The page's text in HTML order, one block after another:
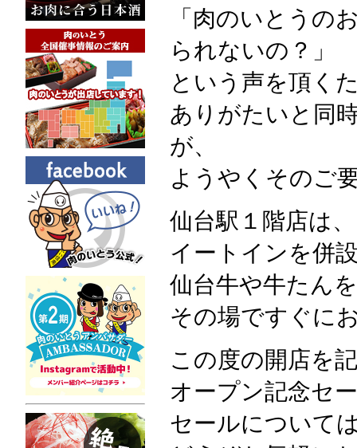
「肉のいとうの
られないの？」
という声を頂く
ありがたいと同
が、
ようやくそのご
仙台駅１階店は
イートインを併
仙台牛や牛たん
その場ですぐに
この度の開店を
オープン記念セ
セールについて